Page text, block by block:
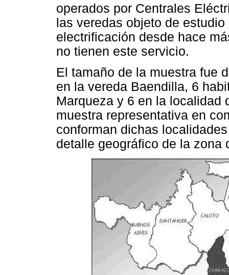
operados por Centrales
las veredas objeto de
electrificación desde hace
no tienen este servicio.
El tamaño de la muestra fue
en la vereda Baendilla, 6
Marqueza y 6 en la localidad
muestra representativa en
conforman dichas
detalle geográfico de la zona